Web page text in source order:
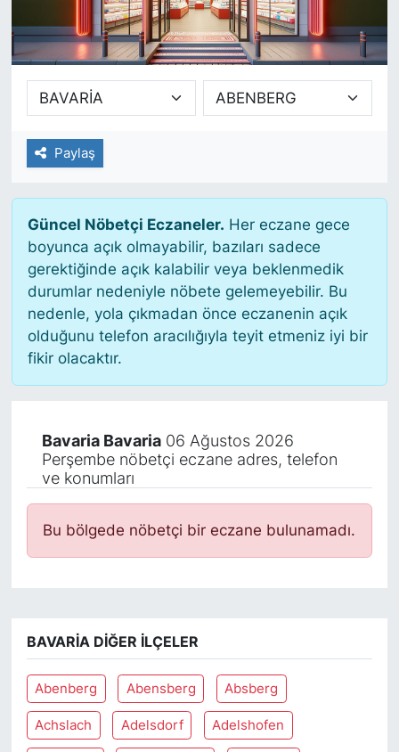
Paylaş
Güncel Nöbetçi Eczaneler. Her eczane gece
boyunca açık olmayabilir, bazıları sadece
gerektiğinde açık kalabilir veya beklenmedik
durumlar nedeniyle nöbete gelemeyebilir. Bu
nedenle, yola çıkmadan önce eczanenin açık
olduğunu telefon aracılığıyla teyit etmeniz iyi bir
fikir olacaktır.
Bavaria Bavaria06 Ağustos 2026
Perşembe nöbetçi eczane adres, telefon
ve konumları
Bu bölgede nöbetçi bir eczane bulunamadı.
BAVARIA DIĞER İLÇELER
Abenberg Abensberg Absberg
Achslach Adelsdorf Adelshofen
SİYASET
SAĞLIK